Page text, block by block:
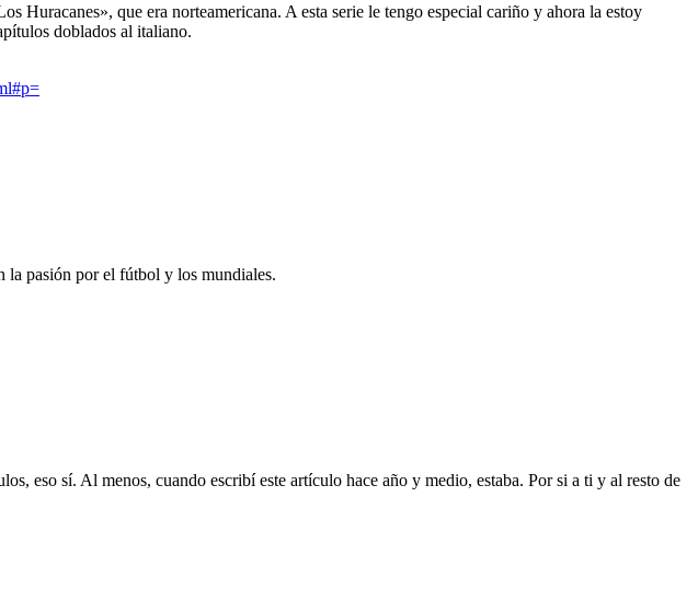
Huracanes», que era norteamericana. A esta serie le tengo especial cariño y ahora la estoy
doblados al italiano.
la pasión por el fútbol y los mundiales.
eso sí. Al menos, cuando escribí este artículo hace año y medio, estaba. Por si a ti y al resto de